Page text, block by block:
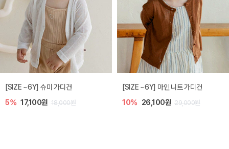
밀라 아기 점프수트
10% 30,600원 34,000원
밀라 아기 셋업
20% 35,200원 44,000원